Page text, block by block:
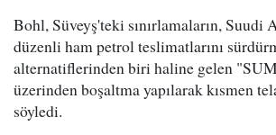
Bohl, Süveyş'teki sınırlamaların, Suudi
düzenli ham petrol teslimatlarını
alternatiflerinden biri haline gelen
üzerinden boşaltma yapılarak kısmen
söyledi.